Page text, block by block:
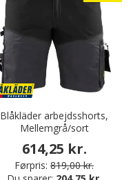
Blåkläder arbejdsshorts,
Mellemgrå/sort
614,25 kr.
Førpris: 819,00 kr.